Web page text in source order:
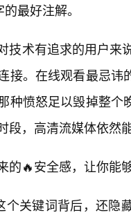
最好注解。
技术有追求的用户来
接。在线观看最忌
种愤怒足以毁掉整
段，高清流媒体依然
的🔥安全感，让你能
个关键词背后，还